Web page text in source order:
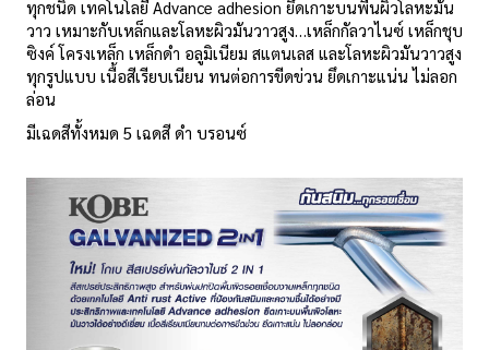
ทุกชนิด เทคโนโลยี Advance adhesion ยึดเกาะบนพื้นผิวโลหะมัน
วาว เหมาะกับเหล็กและโลหะผิวมันวาวสูง…เหล็กกัลวาไนซ์ เหล็กชุบ
ซิงค์ โครงเหล็ก เหล็กดำ อลูมิเนียม สแตนเลส และโลหะผิวมันวาวสูง
ทุกรูปแบบ เนื้อสีเรียบเนียน ทนต่อการขีดข่วน ยึดเกาะแน่น ไม่ลอก
ล่อน
มีเฉดสีทั้งหมด 5 เฉดสี ดำ บรอนซ์